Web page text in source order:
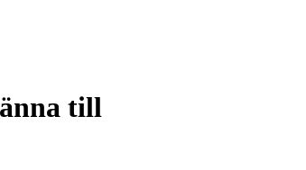
till